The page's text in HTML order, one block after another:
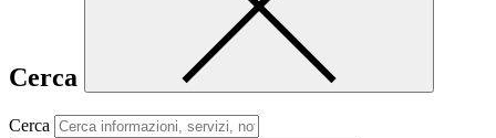
Cerca
Cerca